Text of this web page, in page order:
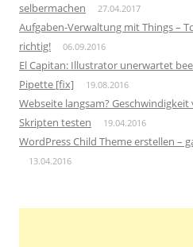
selbermachen
27.04.2017
Aufgaben-Verwaltung mit Things –
richtig!
06.09.2016
El Capitan: Illustrator unerwartet
Pipette [fix]
19.08.2016
Webseite langsam? Geschwindigkeit
Skripten testen
19.04.2016
WordPress Child Theme erstellen –
13.04.2016